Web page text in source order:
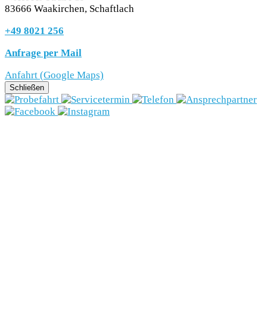
83666 Waakirchen, Schaftlach
+49 8021 256
Anfrage per Mail
Anfahrt (Google Maps)
Schließen